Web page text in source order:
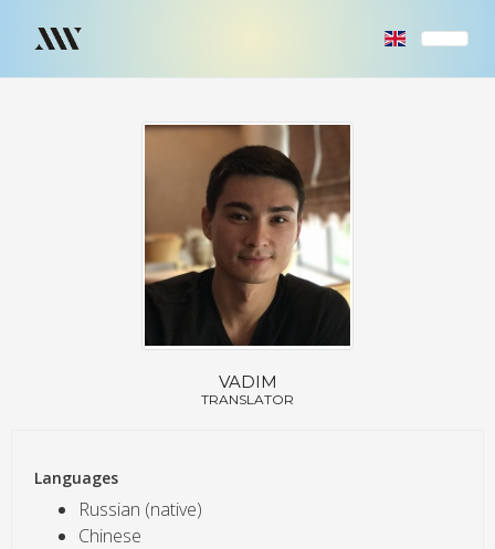
VADIM
TRANSLATOR
Languages
Russian (native)
Chinese